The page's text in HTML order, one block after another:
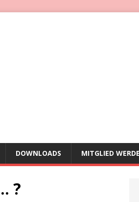
DOWNLOADS MITGLIED
?